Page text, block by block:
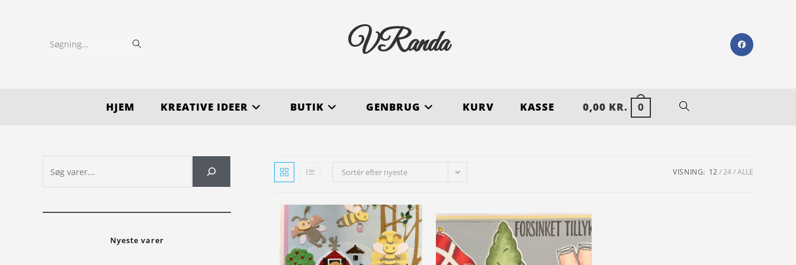
Søgning… VRanda
HJEM KREATIVE IDEER BUTIK GENBRUG KURV KASSE 0,00 KR. 0
Sortér efter nyeste VISNING: 12 24 ALLE
Nyeste varer